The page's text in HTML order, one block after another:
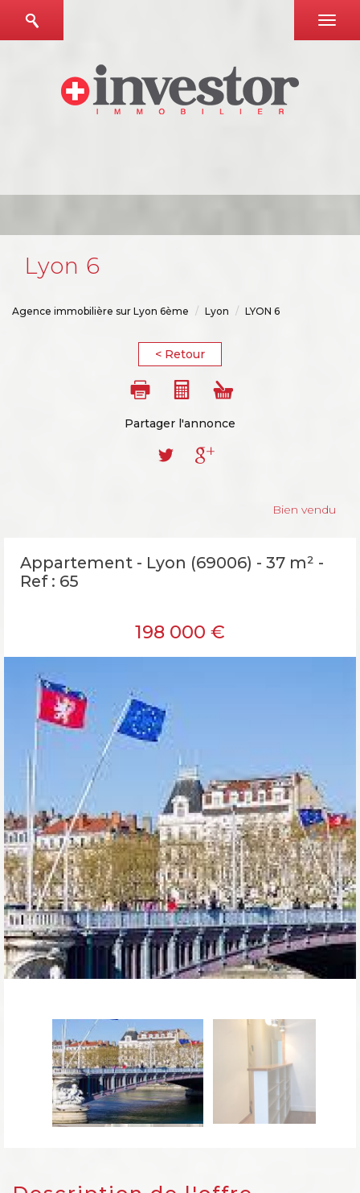
lyon 6
Agence immobilière sur Lyon 6ème Lyon LYON 6
< Retour
Partager l'annonce
Bien vendu
Appartement - Lyon (69006) - 37 m² -
Ref : 65
198 000 €